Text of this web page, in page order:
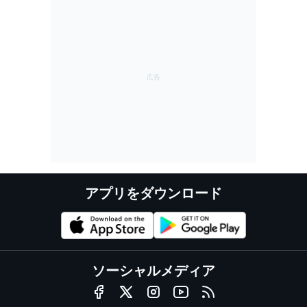
アプリをダウンロード
ソーシャルメディア